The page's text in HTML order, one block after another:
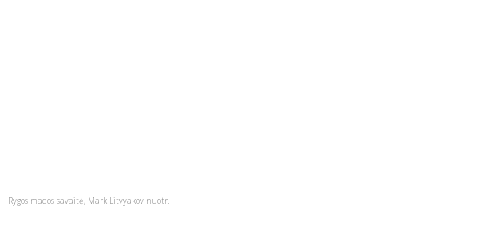
Rygos mados savaitė, Mark Litvyakov nuotr.